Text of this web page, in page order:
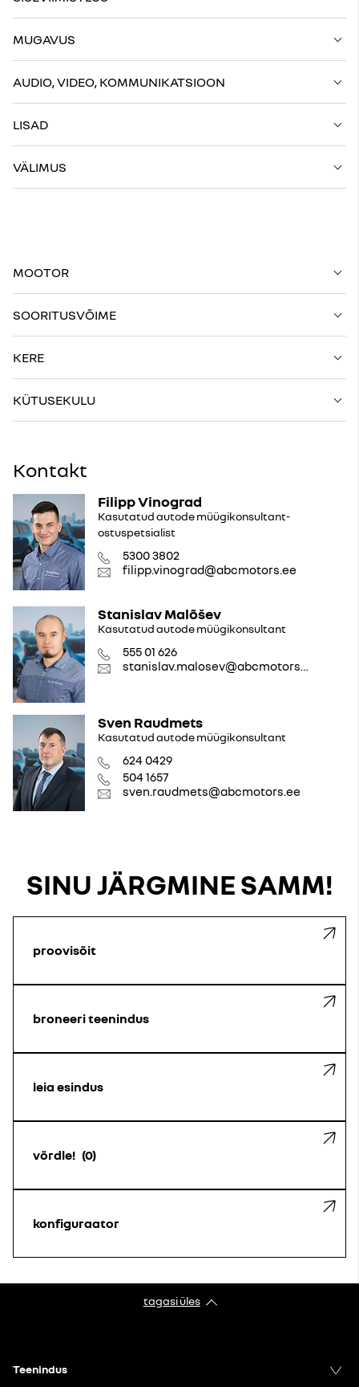
MUGAVUS
AUDIO, VIDEO, KOMMUNIKATSIOON
LISAD
VÄLIMUS
MOOTOR
SOORITUSVÕIME
KERE
KÜTUSEKULU
Kontakt
Filipp Vinograd
Kasutatud autode müügikonsultant-
ostuspetsialist
5300 3802
filipp.vinograd@abcmotors.ee
Stanislav Malõšev
Kasutatud autode müügikonsultant
555 01 626
stanislav.malosev@abcmotors.ee
Sven Raudmets
Kasutatud autode müügikonsultant
624 0429
504 1657
sven.raudmets@abcmotors.ee
SINU JÄRGMINE SAMM!
proovisõit
broneeri teenindus
leia esindus
võrdle! 0
konfiguraator
tagasi üles
Teenindus